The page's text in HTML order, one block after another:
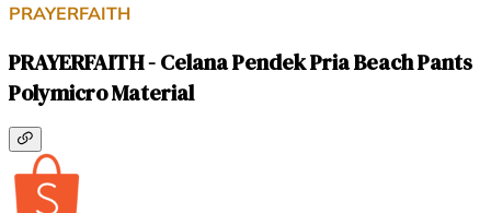
PRAYERFAITH
PRAYERFAITH - Celana Pendek Pria Beach Pants
Polymicro Material